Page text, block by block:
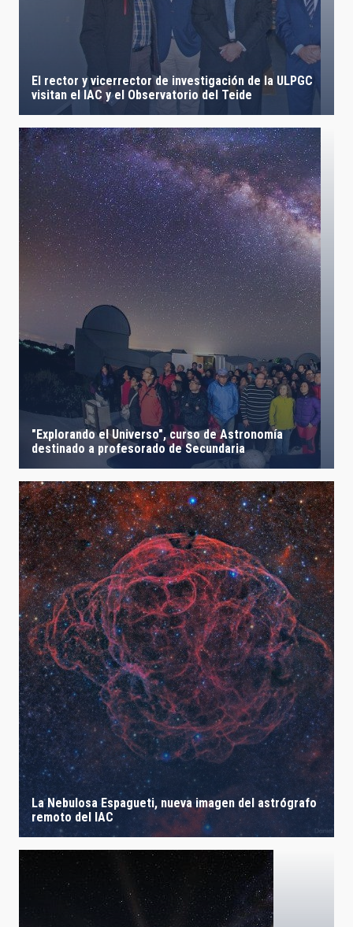
El rector y vicerrector de investigación de la ULPGC
visitan el IAC y el Observatorio del Teide
"Explorando el Universo", curso de Astronomía
destinado a profesorado de Secundaria
La Nebulosa Espagueti, nueva imagen del astrógrafo
remoto del IAC